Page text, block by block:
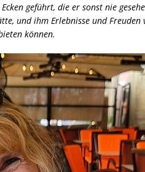
geführt, die er sonst nie
und ihm Erlebnisse und Freuden
können.